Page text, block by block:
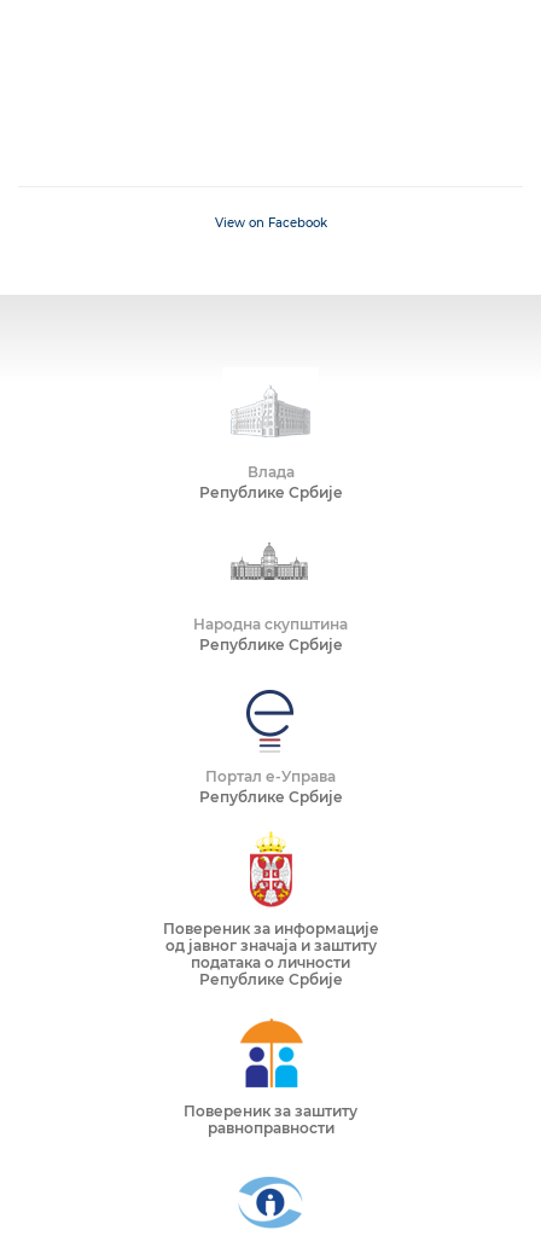
View on Facebook
Влада
Републике Србије
Народна скупштина
Републике Србије
Портал е-Управа
Републике Србије
Повереник за информације
од јавног значаја и заштиту
података о личности
Републике Србије
Повереник за заштиту
равноправности